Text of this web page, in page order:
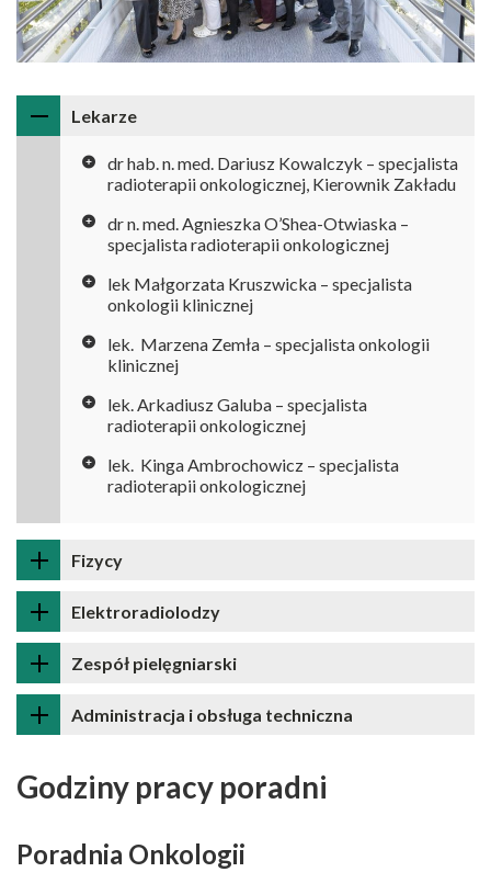
Lekarze
dr hab. n. med. Dariusz Kowalczyk – specjalista
radioterapii onkologicznej, Kierownik Zakładu
dr n. med. Agnieszka O’Shea-Otwiaska –
specjalista radioterapii onkologicznej
lek Małgorzata Kruszwicka – specjalista
onkologii klinicznej
lek. Marzena Zemła – specjalista onkologii
klinicznej
lek. Arkadiusz Galuba – specjalista
radioterapii onkologicznej
lek. Kinga Ambrochowicz – specjalista
radioterapii onkologicznej
Fizycy
Elektroradiolodzy
Zespół pielęgniarski
Administracja i obsługa techniczna
Godziny pracy poradni
Poradnia Onkologii